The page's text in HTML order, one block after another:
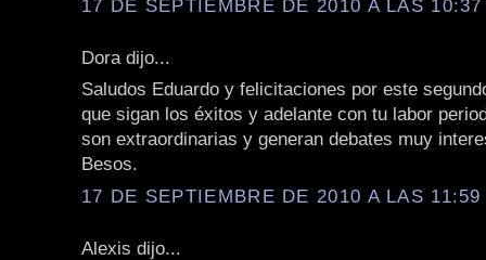
17 DE SEPTIEMBRE DE 2010 A LAS
Dora dijo...
Saludos Eduardo y felicitaciones por este
que sigan los éxitos y adelante con tu labor
son extraordinarias y generan debates muy
Besos.
17 DE SEPTIEMBRE DE 2010 A LAS
Alexis dijo...